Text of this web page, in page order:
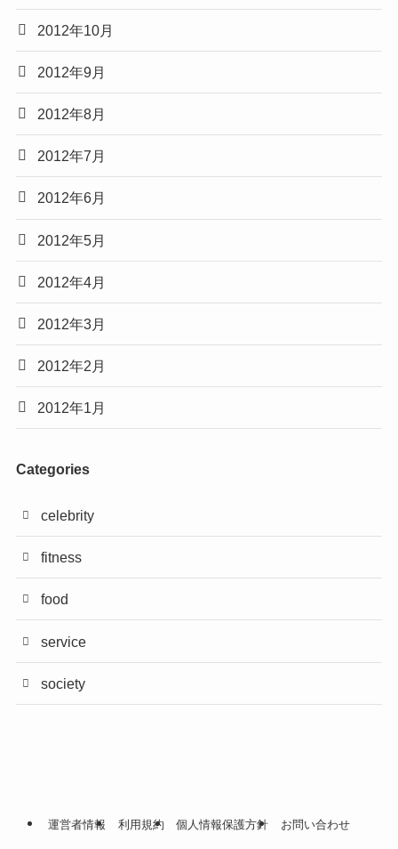
2012年10月
2012年9月
2012年8月
2012年7月
2012年6月
2012年5月
2012年4月
2012年3月
2012年2月
2012年1月
Categories
celebrity
fitness
food
service
society
運営者情報 利用規約 個人情報保護方針 お問い合わせ